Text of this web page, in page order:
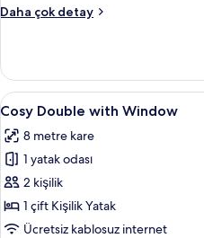
Daha çok detay
Cosy
hakkında
daha
fazla
detay
Cosy
Double
with
Window
için
tüm
fotoğrafları
8
Cosy Double with Window
8 metre kare
1 yatak odası
2 kişilik
1 çift Kişilik Yatak
Ücretsiz kablosuz internet